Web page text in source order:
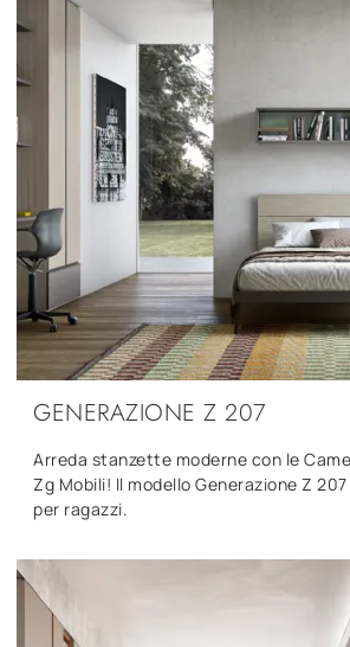
GENERAZIONE Z 207
Arreda stanzette moderne con le
Zg Mobili! Il modello Generazione Z
per ragazzi.